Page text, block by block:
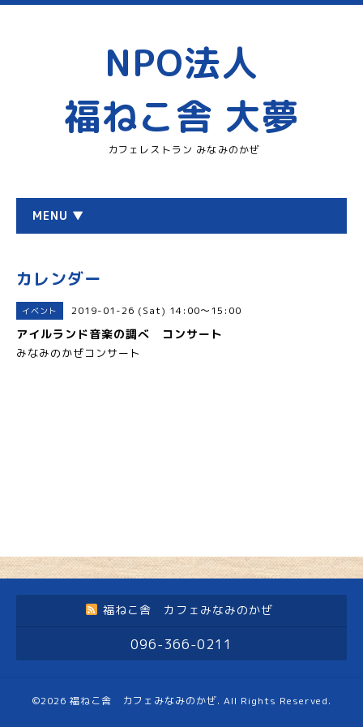
NPO法人
福ねこ舎 大夢
カフェレストラン みなみのかぜ
MENU ▼
カレンダー
イベント 2019-01-26 (Sat) 14:00～15:00
アイルランド音楽の調べ コンサート
みなみのかぜコンサート
福ねこ舎 カフェみなみのかぜ
096-366-0211
©2026 福ねこ舎 カフェみなみのかぜ. All Rights Reserved.